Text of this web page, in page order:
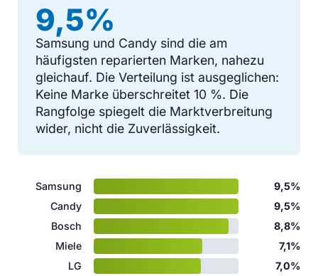
9,5%
Samsung und Candy sind die am
häufigsten reparierten Marken, nahezu
gleichauf. Die Verteilung ist ausgeglichen:
Keine Marke überschreitet 10 %. Die
Rangfolge spiegelt die Marktverbreitung
wider, nicht die Zuverlässigkeit.
Samsung
9,5%
Candy
9,5%
Bosch
8,8%
Miele
7,1%
LG
7,0%